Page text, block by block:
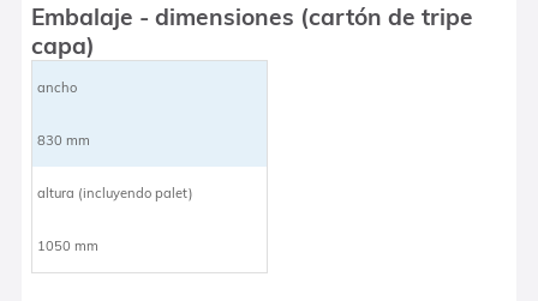
Embalaje - dimensiones (cartón de tripe
capa)
ancho
830 mm
altura (incluyendo palet)
1050 mm